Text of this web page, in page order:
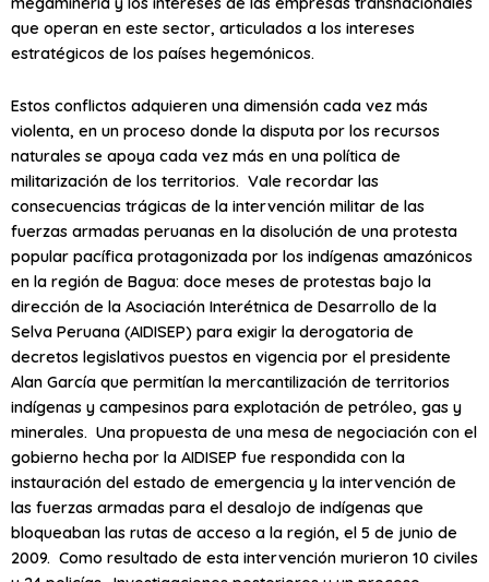
que operan en este sector, articulados a los intereses
estratégicos de los países hegemónicos.
Estos conflictos adquieren una dimensión cada vez más
violenta, en un proceso donde la disputa por los recursos
naturales se apoya cada vez más en una política de
militarización de los territorios. Vale recordar las
consecuencias trágicas de la intervención militar de las
fuerzas armadas peruanas en la disolución de una protesta
popular pacífica protagonizada por los indígenas amazónicos
en la región de Bagua: doce meses de protestas bajo la
dirección de la Asociación Interétnica de Desarrollo de la
Selva Peruana (AIDISEP) para exigir la derogatoria de
decretos legislativos puestos en vigencia por el presidente
Alan García que permitían la mercantilización de territorios
indígenas y campesinos para explotación de petróleo, gas y
minerales. Una propuesta de una mesa de negociación con el
gobierno hecha por la AIDISEP fue respondida con la
instauración del estado de emergencia y la intervención de
las fuerzas armadas para el desalojo de indígenas que
bloqueaban las rutas de acceso a la región, el 5 de junio de
2009. Como resultado de esta intervención murieron 10 civiles